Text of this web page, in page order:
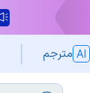
مترجم